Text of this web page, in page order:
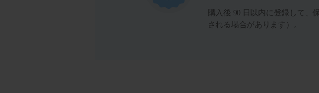
購入後 90 日以内に登録して、
される場合があります）。